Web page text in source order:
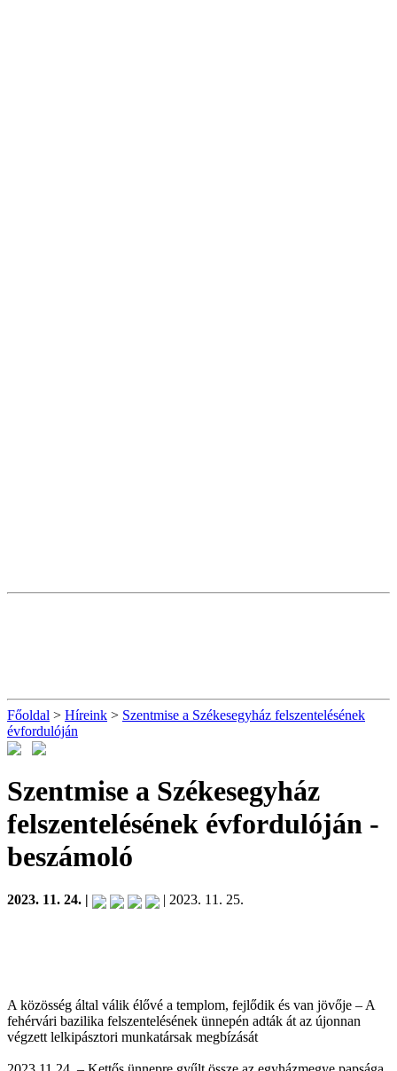
Főoldal > Híreink > Szentmise a Székesegyház felszentelésének
évfordulóján
Szentmise a Székesegyház
felszentelésének évfordulóján -
beszámoló
2023. 11. 24. | | 2023. 11. 25.
A közösség által válik élővé a templom, fejlődik és van jövője – A
fehérvári bazilika felszentelésének ünnepén adták át az újonnan
végzett lelkipásztori munkatársak megbízását